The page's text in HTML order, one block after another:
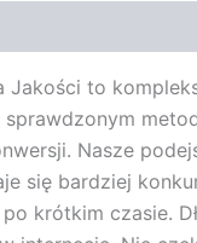
Jakości to
Nasze
się bardziej
krótkim czasie.